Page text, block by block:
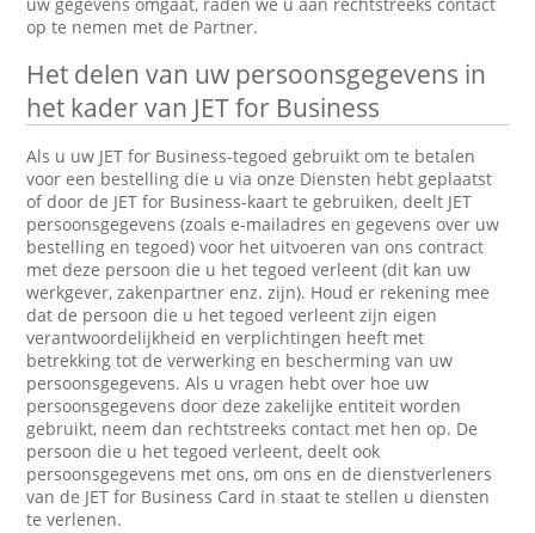
op te nemen met de Partner.
Het delen van uw persoonsgegevens in
het kader van JET for Business
Als u uw JET for Business-tegoed gebruikt om te betalen
voor een bestelling die u via onze Diensten hebt geplaatst
of door de JET for Business-kaart te gebruiken, deelt JET
persoonsgegevens (zoals e-mailadres en gegevens over uw
bestelling en tegoed) voor het uitvoeren van ons contract
met deze persoon die u het tegoed verleent (dit kan uw
werkgever, zakenpartner enz. zijn). Houd er rekening mee
dat de persoon die u het tegoed verleent zijn eigen
verantwoordelijkheid en verplichtingen heeft met
betrekking tot de verwerking en bescherming van uw
persoonsgegevens. Als u vragen hebt over hoe uw
persoonsgegevens door deze zakelijke entiteit worden
gebruikt, neem dan rechtstreeks contact met hen op. De
persoon die u het tegoed verleent, deelt ook
persoonsgegevens met ons, om ons en de dienstverleners
van de JET for Business Card in staat te stellen u diensten
te verlenen.